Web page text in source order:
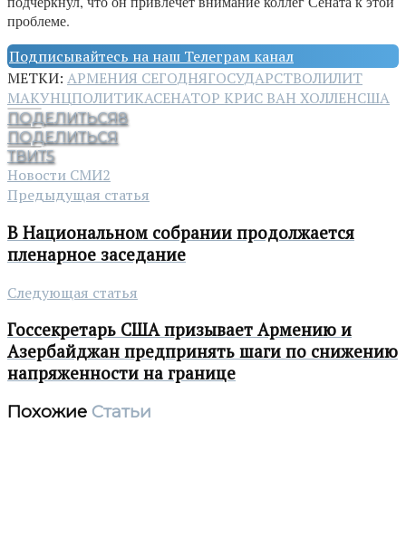
проблеме.
Подписывайтесь на наш Телеграм канал
МЕТКИ: АРМЕНИЯ СЕГОДНЯГОСУДАРСТВОЛИЛИТ
МАКУНЦПОЛИТИКАСЕНАТОР КРИС ВАН ХОЛЛЕНСША
ПОДЕЛИТЬСЯ8
ПОДЕЛИТЬСЯ
ТВИТ5
Новости СМИ2
Предыдущая статья
В Национальном собрании продолжается
пленарное заседание
Следующая статья
Госсекретарь США призывает Армению и
Азербайджан предпринять шаги по снижению
напряженности на границе
Похожие Статьи